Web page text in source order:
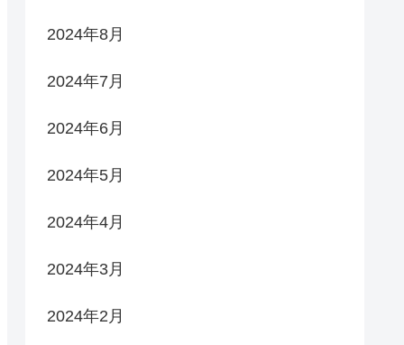
2024年8月
2024年7月
2024年6月
2024年5月
2024年4月
2024年3月
2024年2月